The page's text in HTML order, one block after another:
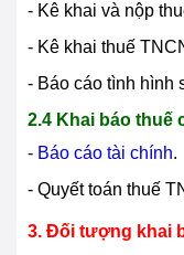
- Kê khai và nộp
- Kê khai thuế
- Báo cáo tình hình
2.4 Khai báo thuế
- Báo cáo tài chính.
- Quyết toán thuế
3. Đối tượng khai